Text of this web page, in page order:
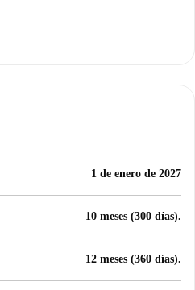
1 de enero de 2027
10 meses (300 días).
12 meses (360 días).